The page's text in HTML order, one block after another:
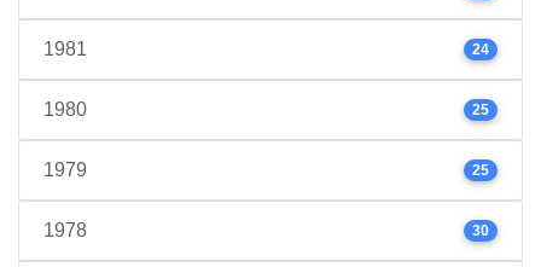
1981 24
1980 25
1979 25
1978 30